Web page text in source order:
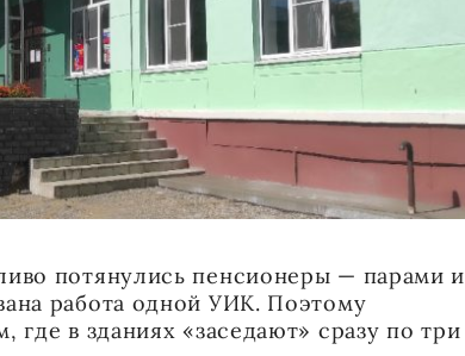
потянулись пенсионеры — парами и
работа одной УИК. Поэтому
где в зданиях «заседают» сразу по три